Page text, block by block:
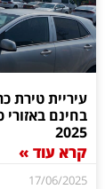
עיריית טירת
בחינם באזורי
2025
קרא עוד »
17/06/2025